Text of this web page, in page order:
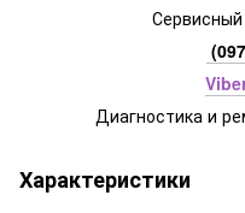
Сервисный
Диагностика и
Характеристики